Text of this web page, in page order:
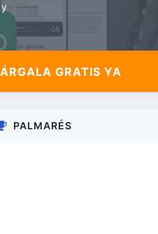
GRATIS YA
PALMARÉS